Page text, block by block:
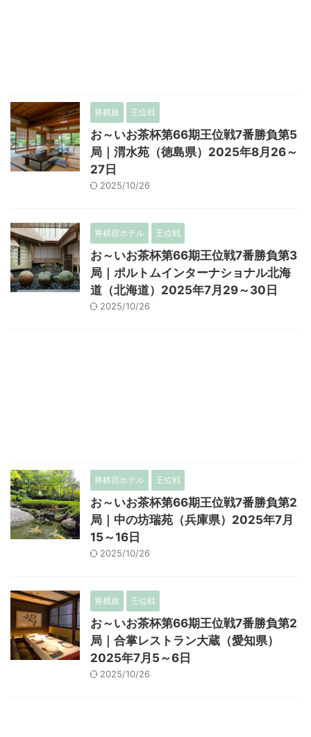
将棋旅 王位戦
お～いお茶杯第66期王位戦7番勝負第5
局｜渭水苑（徳島県）2025年8月26～
27日
2025/10/26
将棋宿ホテル 王位戦
お～いお茶杯第66期王位戦7番勝負第3
局｜ポルトムインターナショナル北海
道（北海道）2025年7月29～30日
2025/10/26
将棋宿ホテル 王位戦
お～いお茶杯第66期王位戦7番勝負第2
局｜中の坊瑞苑（兵庫県）2025年7月
15～16日
2025/10/26
将棋旅 王位戦
お～いお茶杯第66期王位戦7番勝負第2
局｜合掌レストラン大蔵（愛知県）
2025年7月5～6日
2025/10/26